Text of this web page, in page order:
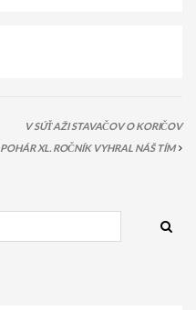
V SÚŤAŽI STAVAČOV O KORIČOV
POHÁR XL. ROČNÍK VYHRAL NÁŠ TÍM